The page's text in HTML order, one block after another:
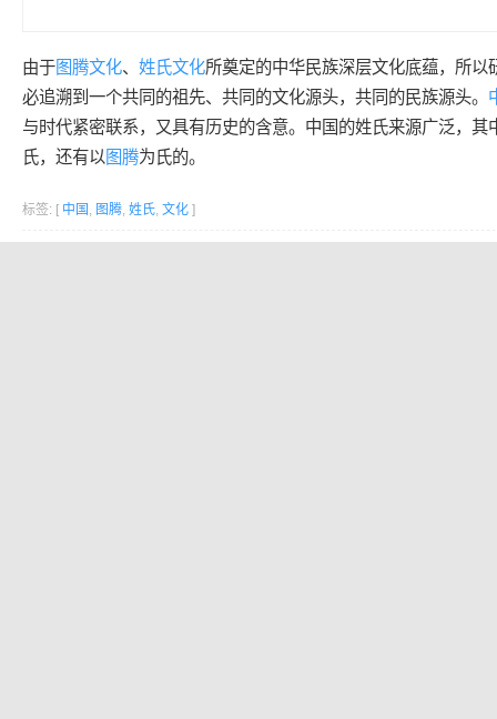
由于图腾文化、 姓氏文化所奠定的中华民族深层文化底蕴，所以
必追溯到一个共同的祖先、共同的文化源头，共同的民族源头。
与时代紧密联系，又具有历史的含意。中国的姓氏来源广泛，
氏，还有以 图腾为氏的。
标签: [ 中国 , 图腾, 姓氏, 文化 ]